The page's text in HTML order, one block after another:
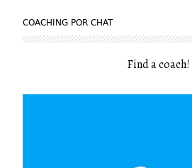
COACHING POR CHAT
Find a coach!